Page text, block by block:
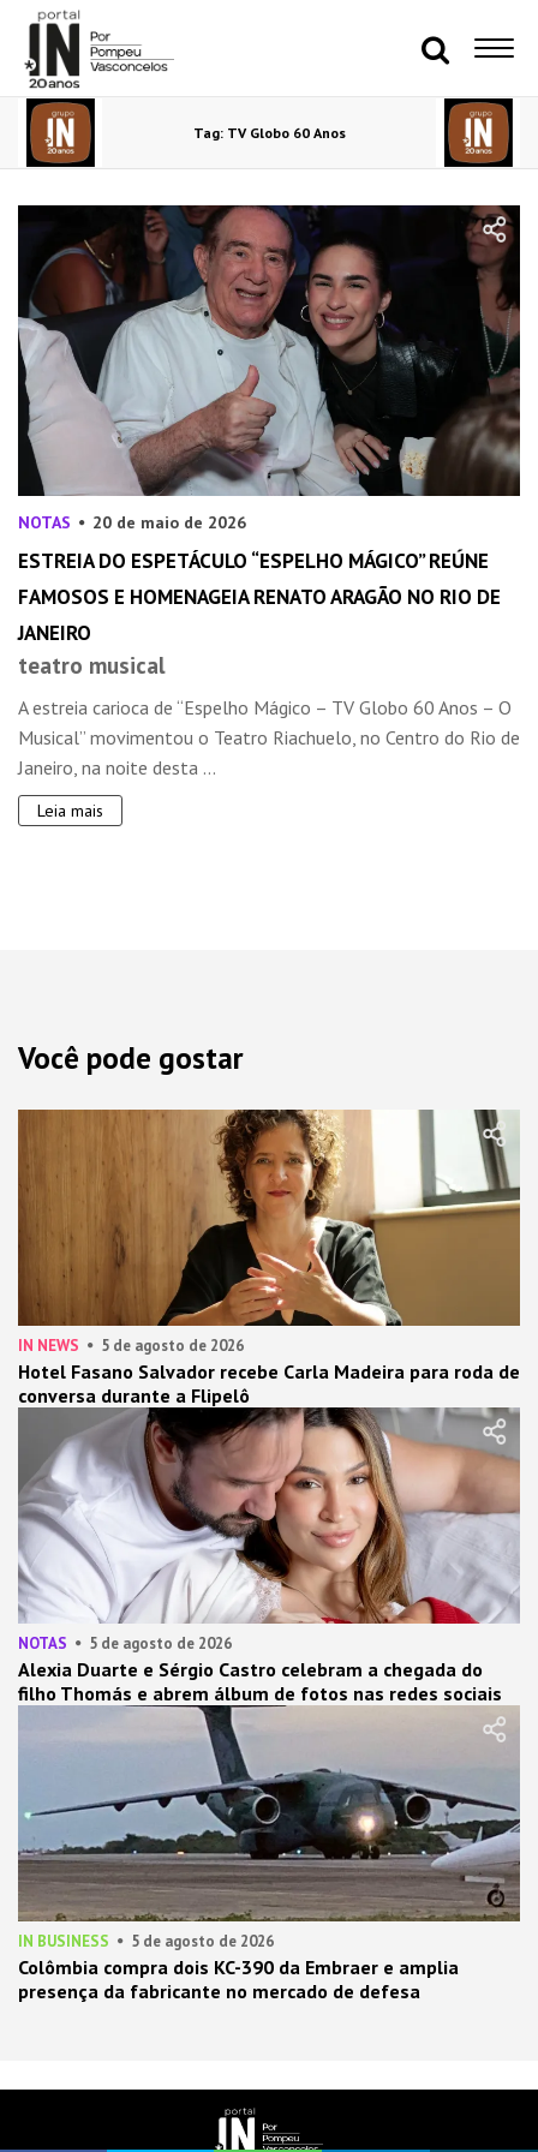
Tag: TV Globo 60 Anos
NOTAS 20 de maio de 2026
ESTREIA DO ESPETÁCULO “ESPELHO MÁGICO” REÚNE
FAMOSOS E HOMENAGEIA RENATO ARAGÃO NO RIO DE
JANEIRO
teatro musical
A estreia carioca de “Espelho Mágico – TV Globo 60 Anos – O
Musical” movimentou o Teatro Riachuelo, no Centro do Rio de
Janeiro, na noite desta ...
Leia mais
Você pode gostar
IN NEWS 5 de agosto de 2026
Hotel Fasano Salvador recebe Carla Madeira para roda de
conversa durante a Flipelô
NOTAS 5 de agosto de 2026
Alexia Duarte e Sérgio Castro celebram a chegada do
filho Thomás e abrem álbum de fotos nas redes sociais
IN BUSINESS 5 de agosto de 2026
Colômbia compra dois KC-390 da Embraer e amplia
presença da fabricante no mercado de defesa